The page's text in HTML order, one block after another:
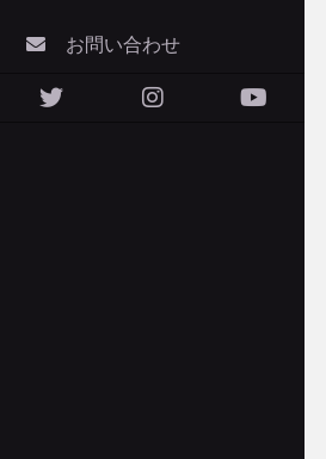
お問い合わせ